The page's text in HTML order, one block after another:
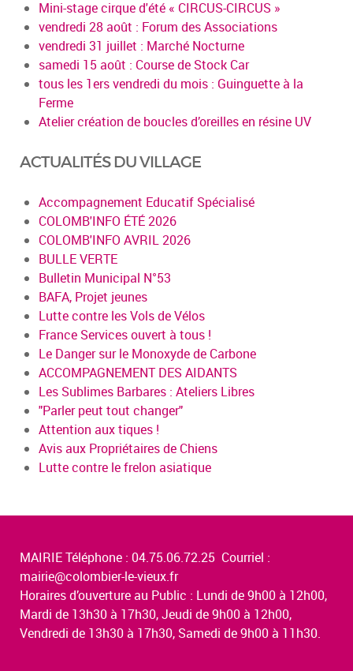
Mini-stage cirque d'été « CIRCUS-CIRCUS »
vendredi 28 août : Forum des Associations
vendredi 31 juillet : Marché Nocturne
samedi 15 août : Course de Stock Car
tous les 1ers vendredi du mois : Guinguette à la
Ferme
Atelier création de boucles d’oreilles en résine UV
ACTUALITÉS DU VILLAGE
Accompagnement Educatif Spécialisé
COLOMB'INFO ÉTÉ 2026
COLOMB'INFO AVRIL 2026
BULLE VERTE
Bulletin Municipal N°53
BAFA, Projet jeunes
Lutte contre les Vols de Vélos
France Services ouvert à tous !
Le Danger sur le Monoxyde de Carbone
ACCOMPAGNEMENT DES AIDANTS
Les Sublimes Barbares : Ateliers Libres
"Parler peut tout changer"
Attention aux tiques !
Avis aux Propriétaires de Chiens
Lutte contre le frelon asiatique
MAIRIE Téléphone : 04.75.06.72.25 Courriel :
mairie@colombier-le-vieux.fr
Horaires d’ouverture au Public : Lundi de 9h00 à 12h00,
Mardi de 13h30 à 17h30, Jeudi de 9h00 à 12h00,
Vendredi de 13h30 à 17h30, Samedi de 9h00 à 11h30.